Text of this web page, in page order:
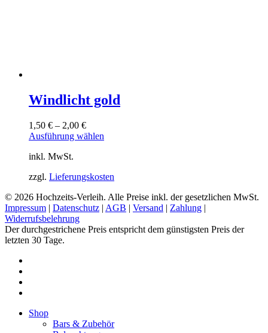
Windlicht gold
1,50 € – 2,00 €
Ausführung wählen
Varianten
Die
Optionen
auf
inkl. MwSt.
zzgl. Lieferungskosten
© 2026 Hochzeits-Verleih. Alle Preise inkl. der gesetzlichen MwSt.
Impressum | Datenschutz | AGB | Versand | Zahlung |
Widerrufsbelehrung
Der durchgestrichene Preis entspricht dem günstigsten Preis der
letzten 30 Tage.
Close
Shop
Bars & Zubehör